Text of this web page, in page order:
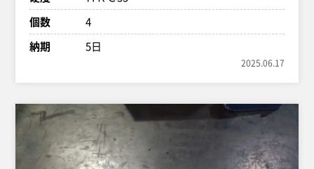
個数
4
納期
5日
2025.06.17